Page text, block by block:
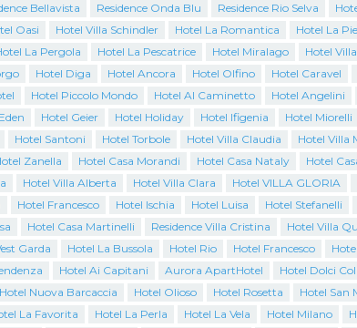
Bellavista Residence Onda Blu Residence Rio Selva
Oasi Hotel Villa Schindler Hotel La Romantica Hotel La
La Pergola Hotel La Pescatrice Hotel Miralago
Hotel
Hotel Diga Hotel Ancora Hotel Olfino Hotel Caravel
Hotel Piccolo Mondo Hotel Al Caminetto Hotel Angelini
Hotel Geier Hotel Holiday Hotel Ifigenia Hotel Miorelli
Hotel Santoni Hotel Torbole Hotel Villa Claudia Hotel Villa
Zanella Hotel Casa Morandi Hotel Casa Nataly Hotel
Hotel Villa Alberta Hotel Villa Clara Hotel VILLA GLORIA
Hotel Francesco Hotel Ischia Hotel Luisa Hotel Stefanelli
Hotel Casa Martinelli Residence Villa Cristina
Hotel Villa
Garda Hotel La Bussola Hotel Rio Hotel Francesco
Hotel Ai Capitani Aurora ApartHotel Hotel Dolci
Hotel Nuova Barcaccia Hotel Olioso Hotel Rosetta Hotel San
La Favorita Hotel La Perla Hotel La Vela Hotel Milano